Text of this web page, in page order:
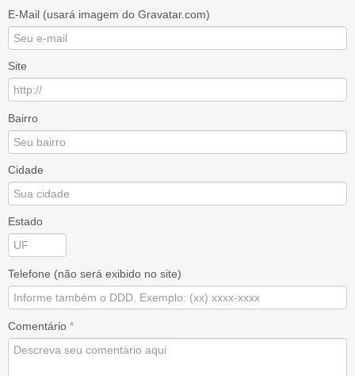
E-Mail (usará imagem do Gravatar.com)
Site
Bairro
Cidade
Estado
Telefone (não será exibido no site)
Comentário *